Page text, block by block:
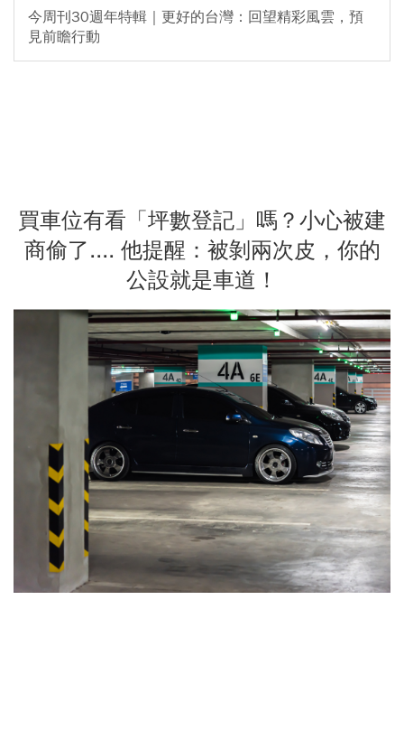
今周刊30週年特輯｜更好的台灣：回望精彩風雲，預
見前瞻行動
買車位有看「坪數登記」嗎？小心被建
商偷了.... 他提醒：被剝兩次皮，你的
公設就是車道！